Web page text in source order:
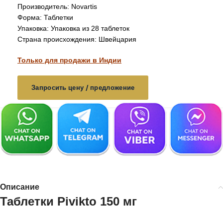
Производитель: Novartis
Форма: Таблетки
Упаковка: Упаковка из 28 таблеток
Страна происхождения: Швейцария
Только для продажи в Индии
Запросить цену / предложение
Описание
Таблетки Pivikto 150 мг